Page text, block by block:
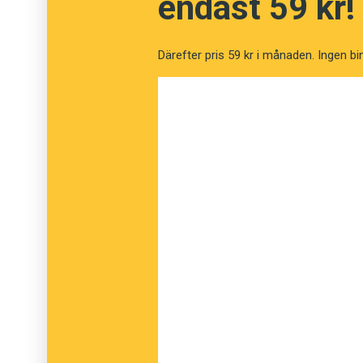
Därefter pris 59 kr i månaden. Ingen